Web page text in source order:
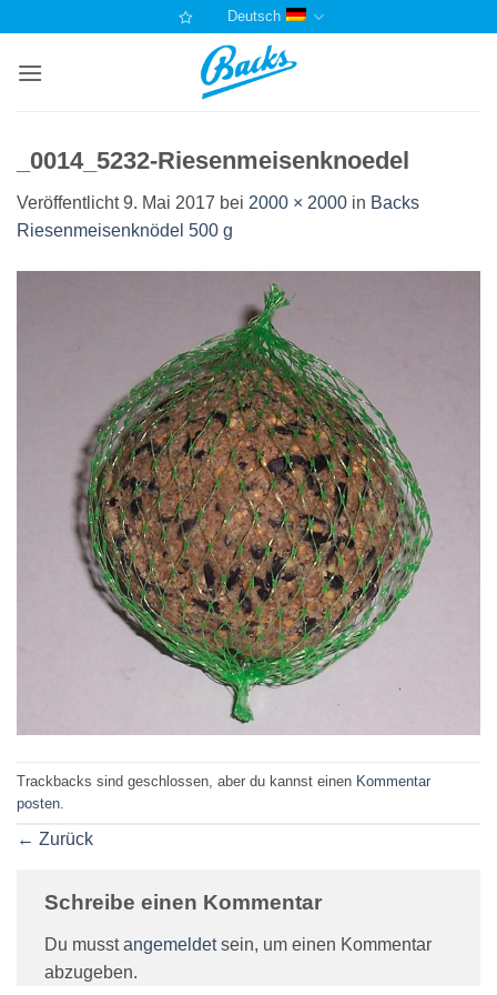
springen
Deutsch
_0014_5232-Riesenmeisenknoedel
Veröffentlicht9. Mai 2017 bei 2000 × 2000 in Backs
Riesenmeisenknödel 500 g
Trackbacks sind geschlossen, aber du kannst einen Kommentar
posten
← Zurück
Schreibe einen Kommentar
Du musstangemeldetsein, um einen Kommentar
abzugeben.